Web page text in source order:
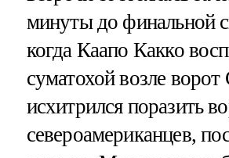
минуты до финальной
когда Каапо Какко
суматохой возле
исхитрился поразить
североамериканцев,